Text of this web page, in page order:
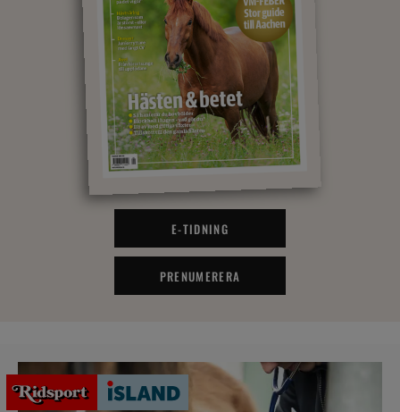
E-TIDNING
PRENUMERERA